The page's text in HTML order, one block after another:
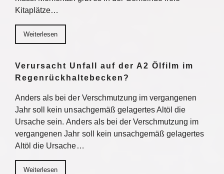
Kitaplätze…
Weiterlesen
Verursacht Unfall auf der A2 Ölfilm im
Regenrückhaltebecken?
Anders als bei der Verschmutzung im vergangenen
Jahr soll kein unsachgemäß gelagertes Altöl die
Ursache sein. Anders als bei der Verschmutzung im
vergangenen Jahr soll kein unsachgemäß gelagertes
Altöl die Ursache…
Weiterlesen